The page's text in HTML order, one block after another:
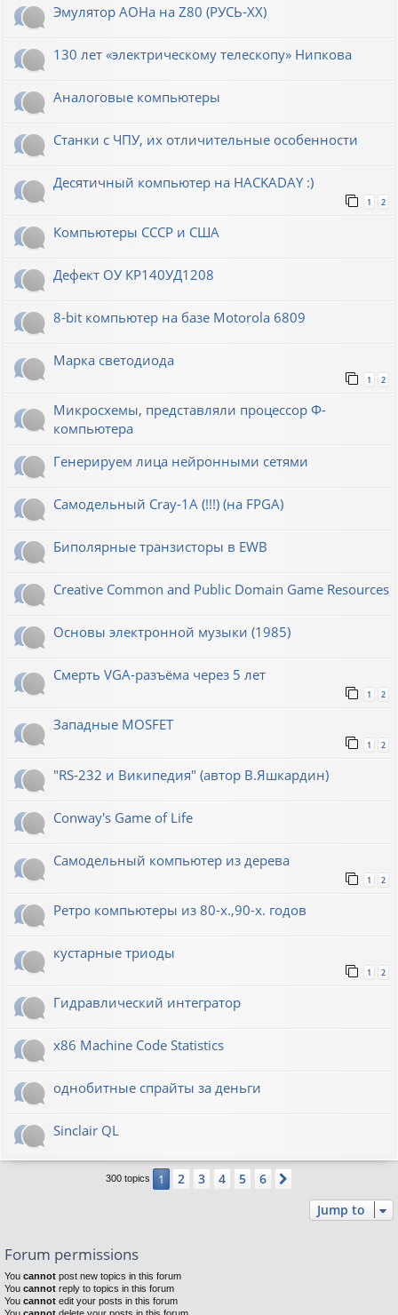
Эмулятор АОНа на Z80 (РУСЬ-XX)
130 лет «электрическому телескопу» Нипкова
Аналоговые компьютеры
Станки с ЧПУ, их отличительные особенности
Десятичный компьютер на HACKADAY :)
1 2
Компьютеры СССР и США
Дефект ОУ КР140УД1208
8-bit компьютер на базе Motorola 6809
Марка светодиода
1 2
Микросхемы, представляли процессор Ф-
компьютера
Генерируем лица нейронными сетями
Cамодельный Cray-1A (!!!) (на FPGA)
Биполярные транзисторы в EWB
Creative Common and Public Domain Game Resources
Основы электронной музыки (1985)
Смерть VGA-разъёма через 5 лет
1 2
Западные MOSFET
1 2
"RS-232 и Википедия" (автор В.Яшкардин)
Conway's Game of Life
Самодельный компьютер из дерева
1 2
Ретро компьютеры из 80-х.,90-х. годов
кустарные триоды
1 2
Гидравлический интегратор
x86 Machine Code Statistics
однобитные спрайты за деньги
Sinclair QL
300 topics 1 2 3 4 5 6
Jump to
Forum permissions
You cannot post new topics in this forum
You cannot reply to topics in this forum
You cannot edit your posts in this forum